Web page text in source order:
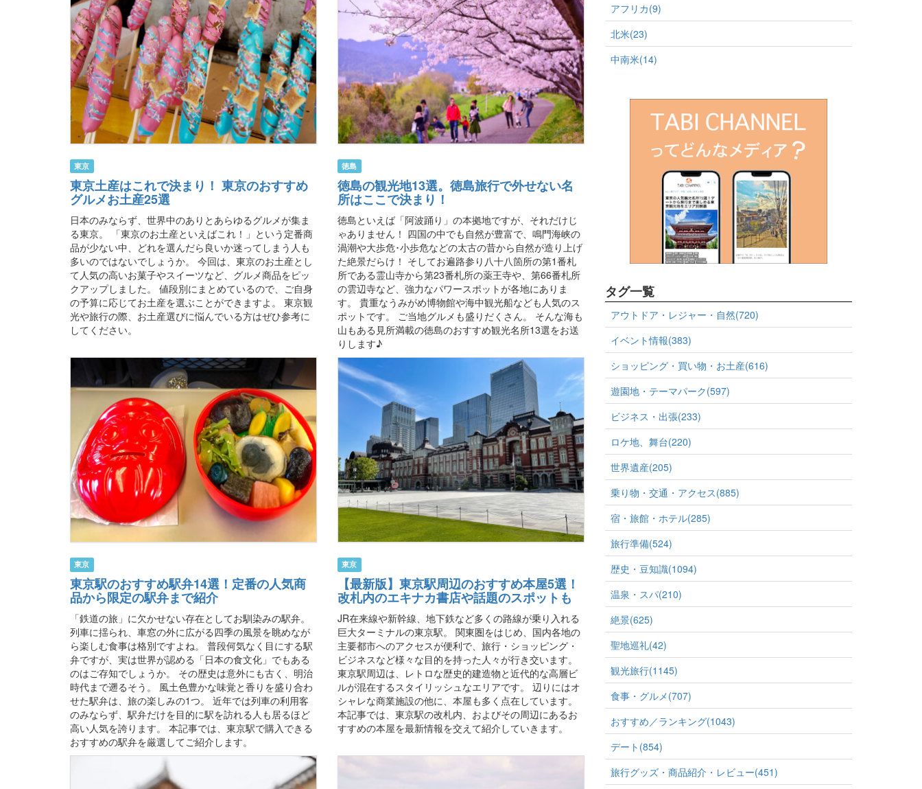
東京
東京土産はこれで決まり！ 東京のおすすめ
グルメお土産25選
日本のみならず、世界中のありとあらゆるグルメが集ま
る東京。 「東京のお土産といえばこれ！」という定番商
品が少ない中、どれを選んだら良いか迷ってしまう人も
多いのではないでしょうか。 今回は、東京のお土産とし
て人気の高いお菓子やスイーツなど、グルメ商品をピッ
クアップしました。 値段別にまとめているので、ご自身
の予算に応じてお土産を選ぶことができますよ。 東京観
光や旅行の際、お土産選びに悩んでいる方はぜひ参考に
してください。
徳島
徳島の観光地13選。徳島旅行で外せない名
所はここで決まり！
徳島といえば「阿波踊り」の本拠地ですが、それだけじ
ゃありません！ 四国の中でも自然が豊富で、鳴門海峡の
渦潮や大歩危･小歩危などの太古の昔から自然が造り上げ
た絶景だらけ！ そしてお遍路参り八十八箇所の第1番札
所である霊山寺から第23番札所の薬王寺や、第66番札所
の雲辺寺など、強力なパワースポットが各地にありま
す。 貴重なうみがめ博物館や海中観光船なども人気のス
ポットです。 ご当地グルメも盛りだくさん。 そんな海も
山もある見所満載の徳島のおすすめ観光名所13選をお送
りします♪
東京
東京駅のおすすめ駅弁14選！定番の人気商
品から限定の駅弁まで紹介
「鉄道の旅」に欠かせない存在としてお馴染みの駅弁。
列車に揺られ、車窓の外に広がる四季の風景を眺めなが
ら楽しむ食事は格別ですよね。 普段何気なく目にする駅
弁ですが、実は世界が認める「日本の食文化」でもある
のはご存知でしょうか。 その歴史は意外にも古く、明治
時代まで遡るそう。 風土色豊かな味覚と香りを盛り合わ
せた駅弁は、旅の楽しみの1つ。 近年では列車の利用客
のみならず、駅弁だけを目的に駅を訪れる人も居るほど
高い人気を誇ります。 本記事では、東京駅で購入できる
おすすめの駅弁を厳選してご紹介します。
東京
【最新版】東京駅周辺のおすすめ本屋5選！
改札内のエキナカ書店や話題のスポットも
JR在来線や新幹線、地下鉄など多くの路線が乗り入れる
巨大ターミナルの東京駅。 関東圏をはじめ、国内各地の
主要都市へのアクセスが便利で、旅行・ショッピング・
ビジネスなど様々な目的を持った人々が行き交います。
東京駅周辺は、レトロな歴史的建造物と近代的な高層ビ
ルが混在するスタイリッシュなエリアです。 辺りにはオ
シャレな商業施設の他に、本屋も多く点在しています。
本記事では、東京駅の改札内、およびその周辺にあるお
すすめの本屋を最新情報を交えて紹介していきます。
アフリカ(9)
北米(23)
中南米(14)
タグ一覧
アウトドア・レジャー・自然(720)
イベント情報(383)
ショッピング・買い物・お土産(616)
遊園地・テーマパーク(597)
ビジネス・出張(233)
ロケ地、舞台(220)
世界遺産(205)
乗り物・交通・アクセス(885)
宿・旅館・ホテル(285)
旅行準備(524)
歴史・豆知識(1094)
温泉・スパ(210)
絶景(625)
聖地巡礼(42)
観光旅行(1145)
食事・グルメ(707)
おすすめ／ランキング(1043)
デート(854)
旅行グッズ・商品紹介・レビュー(451)